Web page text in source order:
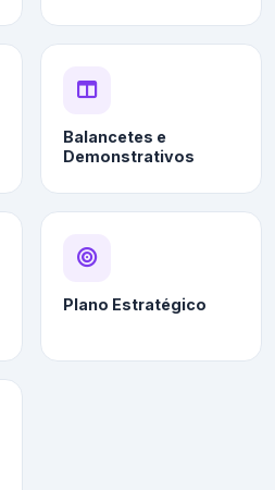
Balancetes e
Demonstrativos
Plano Estratégico